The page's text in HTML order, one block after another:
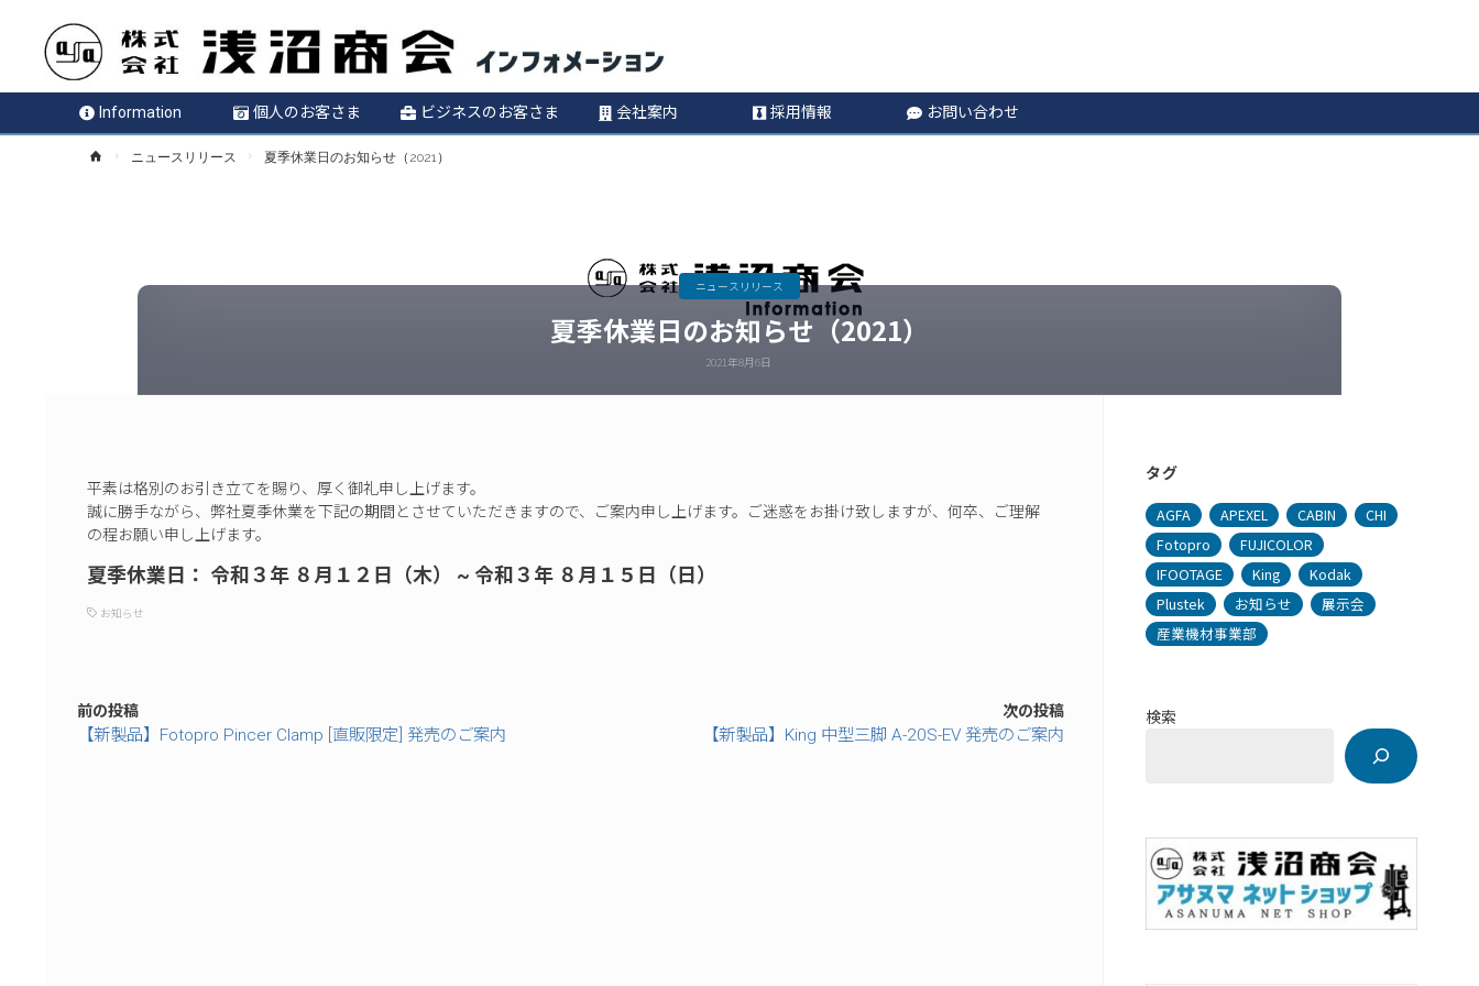
テ
へ
ス
プ
Information 個人のお客さま ビジネスのお客さま 会社案内 採用情報 お問い合わせ
ホ
ニュースリリース 夏季休業日のお知らせ（2021）
夏季休業日のお知らせ（2021）
2021年8月6日
ニュースリリース
平素は格別のお引き立てを賜り、厚く御礼申し上げます。
誠に勝手ながら、弊社夏季休業を下記の期間とさせていただきますので、ご案内申し上げます。ご迷惑をお掛け致しますが、何卒、ご理解
の程お願い申し上げます。
夏季休業日： 令和３年 ８月１２日（木） ~ 令和３年 ８月１５日（日）
お知らせ
前の投稿
【新製品】Fotopro Pincer Clamp [直販限定] 発売のご案内
次の投稿
【新製品】King 中型三脚 A-20S-EV 発売のご案内
タグ
AGFA APEXEL CABIN
CHI
Fotopro
FUJICOLOR
IFOOTAGE
King
Kodak
Plustek
お知らせ
展示会
産業機材事業部
検索